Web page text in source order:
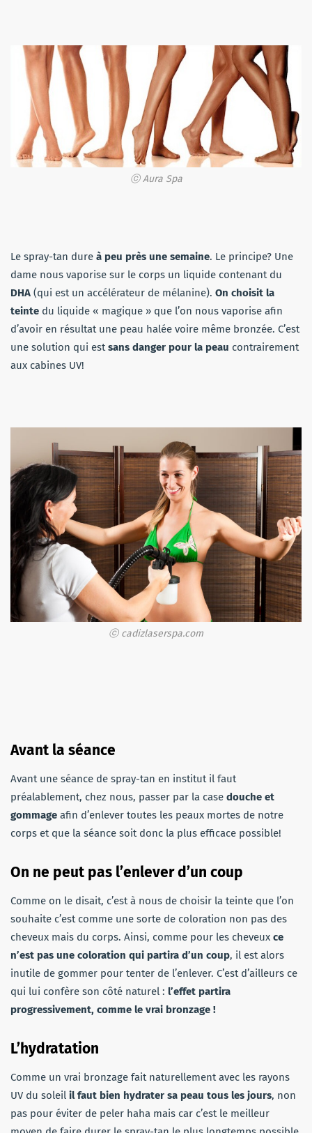
ⓒ Aura Spa
Le spray-tan dure à peu près une semaine. Le principe? Une
dame nous vaporise sur le corps un liquide contenant du
DHA (qui est un accélérateur de mélanine). On choisit la
teinte du liquide « magique » que l’on nous vaporise afin
d’avoir en résultat une peau halée voire même bronzée. C’est
une solution qui estsans danger pour la peau contrairement
aux cabines UV!
ⓒ cadizlaserspa.com
Avant la séance
Avant une séance de spray-tan en institut il faut
préalablement, chez nous, passer par la case douche et
gommage afin d’enlever toutes les peaux mortes de notre
corps et que la séance soit donc la plus efficace possible!
On ne peut pas l’enlever d’un coup
Comme on le disait, c’est à nous de choisir la teinte que l’on
souhaite c’est comme une sorte de coloration non pas des
cheveux mais du corps. Ainsi, comme pour les cheveux ce
n’est pas une coloration qui partira d’un coup, il est alors
inutile de gommer pour tenter de l’enlever. C’est d’ailleurs ce
qui lui confère son côté naturel : l’effet partira
progressivement, comme le vrai bronzage !
L’hydratation
Comme un vrai bronzage fait naturellement avec les rayons
UV du soleil il faut bien hydrater sa peau tous les jours, non
pas pour éviter de peler haha mais car c’est le meilleur